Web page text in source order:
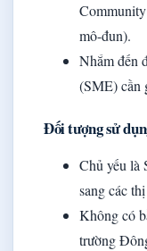
mô-đun).
Nhắm đến
(SME) cần
Đối tượng sử
Chủ yếu là
sang các
Không có
trường